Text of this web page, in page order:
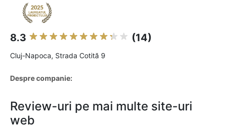
8.3 (14)
Cluj-Napoca, Strada Cotită 9
Despre companie:
Review-uri pe mai multe site-uri
web